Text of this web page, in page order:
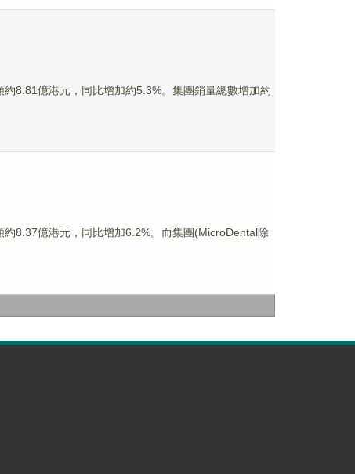
8.81億港元，同比增加約5.3%。集團銷量總數增加約
8.37億港元，同比增加6.2%。而集團(MicroDental除